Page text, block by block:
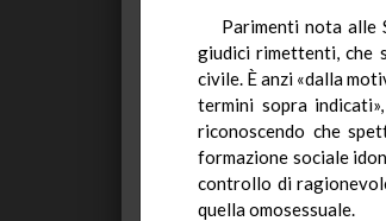
Parimenti nota alle
giudici rimettenti, che
civile. È anzi «dalla
termini sopra
riconoscendo che
formazione sociale
controllo di
quella omosessuale.